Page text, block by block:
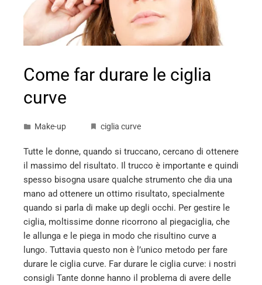
Come far durare le ciglia
curve
Make-up ciglia curve
Tutte le donne, quando si truccano, cercano di ottenere
il massimo del risultato. Il trucco è importante e quindi
spesso bisogna usare qualche strumento che dia una
mano ad ottenere un ottimo risultato, specialmente
quando si parla di make up degli occhi. Per gestire le
ciglia, moltissime donne ricorrono al piegaciglia, che
le allunga e le piega in modo che risultino curve a
lungo. Tuttavia questo non è l’unico metodo per fare
durare le ciglia curve. Far durare le ciglia curve: i nostri
consigli Tante donne hanno il problema di avere delle